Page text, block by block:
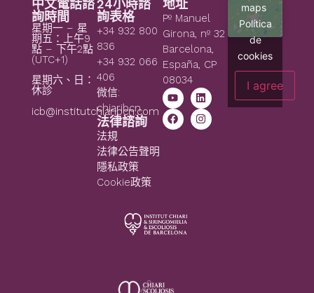
中文電話諮
詢時間
星期一 – 星
期五：上午9
點 – 下午2點
(UTC+1)
星期六、日：
休診
icb@institutchiaribcn.com
24小時諮
詢表格
+34 932 800
836
+34 932 066
406
微信:
chiaribcn
法律諮詢
法規
法律公告聲明
隱私政策
Cookie政策
地址
Pº Manuel
Girona, nº 32
Barcelona,
España, CP
08034
maps
Política
de
cookies
I agree